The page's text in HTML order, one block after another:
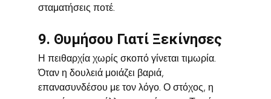
σταματήσεις ποτέ.
9. Θυμήσου Γιατί Ξεκίνησες
Η πειθαρχία χωρίς σκοπό γίνεται τιμωρία.
Όταν η δουλειά μοιάζει βαριά,
επανασυνδέσου με τον λόγο. Ο στόχος, η